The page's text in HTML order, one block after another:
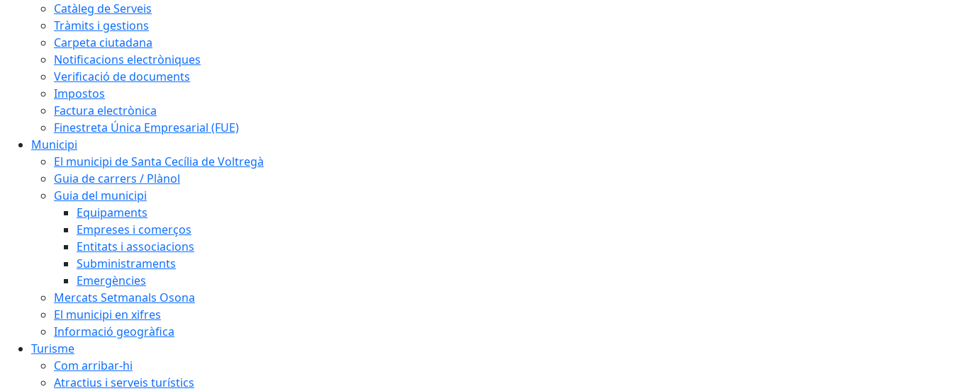
Catàleg de Serveis
Tràmits i gestions
Carpeta ciutadana
Notificacions electròniques
Verificació de documents
Impostos
Factura electrònica
Finestreta Única Empresarial (FUE)
Municipi
El municipi de Santa Cecília de Voltregà
Guia de carrers / Plànol
Guia del municipi
Equipaments
Empreses i comerços
Entitats i associacions
Subministraments
Emergències
Mercats Setmanals Osona
El municipi en xifres
Informació geogràfica
Turisme
Com arribar-hi
Atractius i serveis turístics